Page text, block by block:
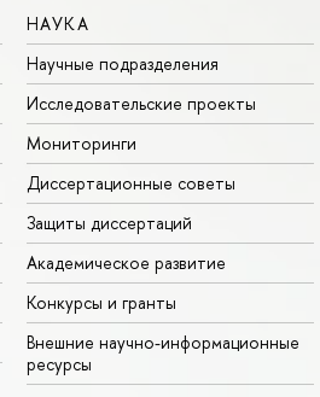
НАУКА
Научные подразделения
Исследовательские проекты
Мониторинги
Диссертационные советы
Защиты диссертаций
Академическое развитие
Конкурсы и гранты
Внешние научно-информационные
ресурсы